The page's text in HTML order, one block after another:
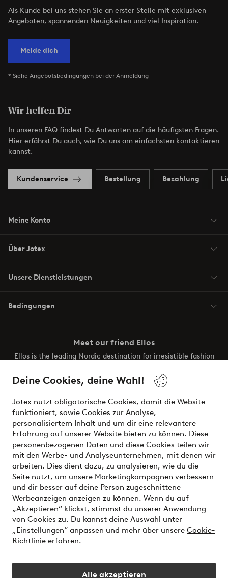
Deine Cookies, deine Wahl!
Jotex nutzt obligatorische Cookies, damit die Website
funktioniert, sowie Cookies zur Analyse,
personalisiertem Inhalt und um dir eine relevantere
Erfahrung auf unserer Website bieten zu können. Diese
personenbezogenen Daten und diese Cookies teilen wir
mit den Werbe- und Analyseunternehmen, mit denen wir
arbeiten. Dies dient dazu, zu analysieren, wie du die
Seite nutzt, um unsere Marketingkampagnen verbessern
und dir besser auf deine Person zugeschnittene
Werbeanzeigen anzeigen zu können. Wenn du auf
„Akzeptieren“ klickst, stimmst du unserer Anwendung
von Cookies zu. Du kannst deine Auswahl unter
„Einstellungen“ anpassen und mehr über unsere Cookie-
Richtlinie erfahren.
Alle akzeptieren
Als Kunde bei uns stehen Sie an erster Stelle mit exklusiven
Angeboten, spannenden Neuigkeiten und viel Inspiration.
Melde dich
* Siehe Angebotsbedingungen bei der Anmeldung
Wir helfen Dir
In unseren FAQ findest Du Antworten auf die häufigsten Fragen.
Hier erfährst Du auch, wie Du uns am einfachsten kontaktieren
kannst.
Kundenservice Bestellung Bezahlung
Meine Konto
Über Jotex
Unsere Dienstleistungen
Bedingungen
Meet our friend Ellos
Ellos is the leading Nordic destination for irresistible fashion
the latest trends, curated to make finding your next look
effortless. It’s all here.
Visit Ellos
Sichere Zahlungen - Jetzt bezahlen oder aufteilen
Möchtest du mehr über unsere
Zahlungsmöglichkeitenerfahren?